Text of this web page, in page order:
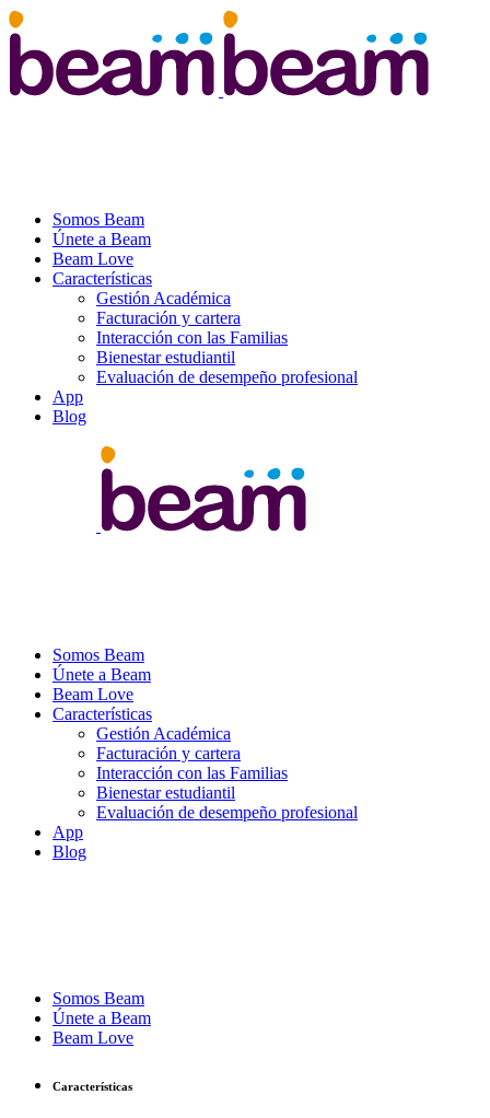
Somos Beam
Únete a Beam
Beam Love
Características
Gestión Académica
Facturación y cartera
Interacción con las Familias
Bienestar estudiantil
Evaluación de desempeño profesional
App
Blog
Somos Beam
Únete a Beam
Beam Love
Características
Gestión Académica
Facturación y cartera
Interacción con las Familias
Bienestar estudiantil
Evaluación de desempeño profesional
App
Blog
Somos Beam
Únete a Beam
Beam Love
Características